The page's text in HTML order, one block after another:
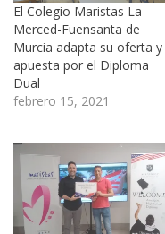
El Colegio Maristas La
Merced-Fuensanta de
Murcia adapta su oferta y
apuesta por el Diploma
Dual
febrero 15, 2021